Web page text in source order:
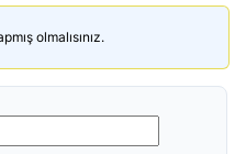
olmalısınız.